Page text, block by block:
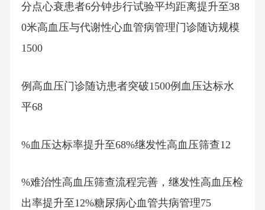
分点心衰患者6分钟步行试验平均距离提升至38
0米高血压与代谢性心血管病管理门诊随访规模
1500
例高血压门诊随访患者突破1500例血压达标水
平68
%血压达标率提升至68%继发性高血压筛查12
%难治性高血压筛查流程完善，继发性高血压检
出率提升至12%糖尿病心血管共病管理75